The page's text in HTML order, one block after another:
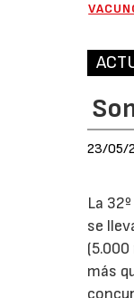
23/05/
La
se
más